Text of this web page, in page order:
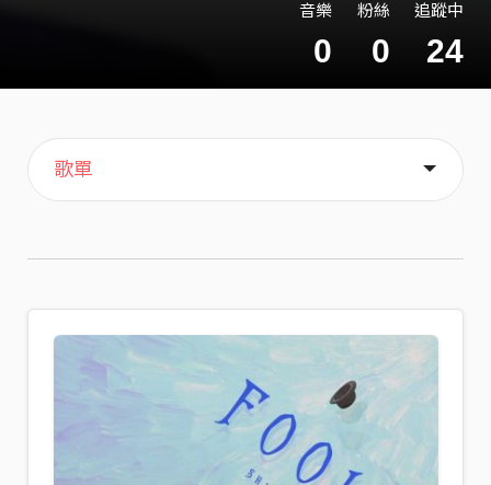
音樂
0
粉絲
0
追蹤中
24
主頁
歌單
喜歡
關於